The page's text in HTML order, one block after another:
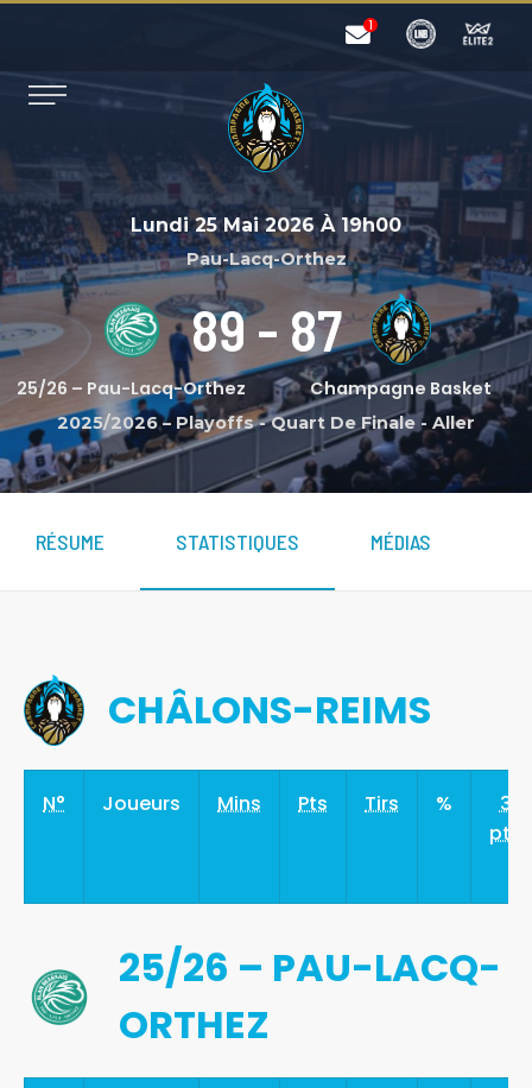
Lundi 25 Mai 2026À 19h00
Pau-Lacq-Orthez
Champagne Basket
87
-
89
25/26 – Pau-Lacq-Orthez
2025/2026 – Playoffs-Quart De Finale - Aller
RÉSUME STATISTIQUES MÉDIAS
CHÂLONS-REIMS
N° Joueurs Mins Pts Tirs %
3
pts
25/26 – PAU-LACQ-
ORTHEZ